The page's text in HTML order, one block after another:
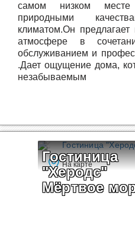
самом низком
природными
климатом.Он
атмосфере в
обслуживанием и
.Дает ощущение дома,
незабываемым
Гостиница
"Херодс"
Мёртвое
На карте